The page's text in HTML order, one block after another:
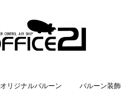
オリジナルバルーン バルーン装飾